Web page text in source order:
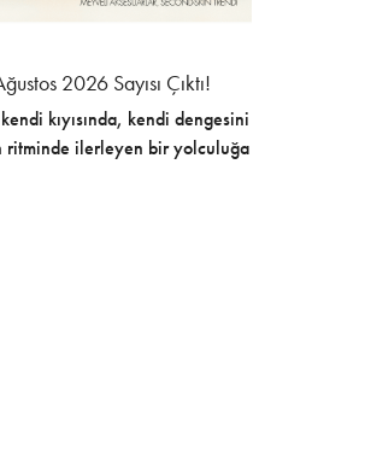
2026 Sayısı Çıktı!
kıyısında, kendi dengesini
ritminde ilerleyen bir yolculuğa